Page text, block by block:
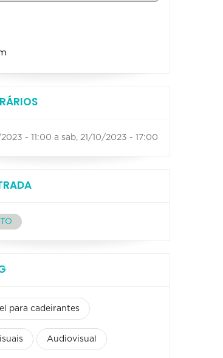
- 11:00 a sab, 21/10/2023 - 17:00
para cadeirantes
Audiovisual